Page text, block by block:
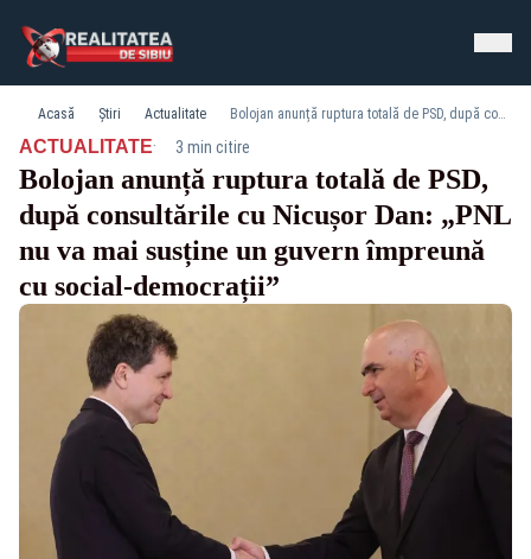
Acasă Știri Actualitate Bolojan anunță ruptura totală de PSD, după consultările cu Nicușor Dan: „PNL nu va mai susține un guvern împreună cu social-democrații”
ACTUALITATE· 3 min citire
Bolojan anunță ruptura totală de PSD,
după consultările cu Nicușor Dan: „PNL
nu va mai susține un guvern împreună
cu social-democrații”